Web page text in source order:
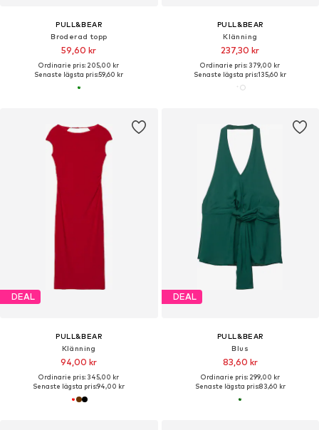
PULL&BEAR
Broderad topp
59,60 kr
Ordinarie pris: 205,00 kr
Senaste lägsta pris:59,60 kr
PULL&BEAR
Klänning
237,30 kr
Ordinarie pris: 379,00 kr
Senaste lägsta pris:135,60 kr
DEAL
PULL&BEAR
Klänning
94,00 kr
Ordinarie pris: 345,00 kr
Senaste lägsta pris:94,00 kr
DEAL
PULL&BEAR
Blus
83,60 kr
Ordinarie pris: 299,00 kr
Senaste lägsta pris:83,60 kr